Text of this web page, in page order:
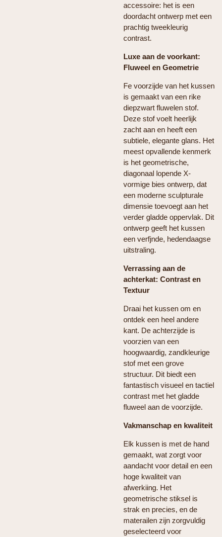
accessoire: het is een
doordacht ontwerp met een
prachtig tweekleurig
contrast.
Luxe aan de voorkant:
Fluweel en Geometrie
Fe voorzijde van het kussen
is gemaakt van een rike
diepzwart fluwelen stof.
Deze stof voelt heerlijk
zacht aan en heeft een
subtiele, elegante glans. Het
meest opvallende kenmerk
is het geometrische,
diagonaal lopende X-
vormige bies ontwerp, dat
een moderne sculpturale
dimensie toevoegt aan het
verder gladde oppervlak. Dit
ontwerp geeft het kussen
een verfjnde, hedendaagse
uitstraling.
Verrassing aan de
achterkat: Contrast en
Textuur
Draai het kussen om en
ontdek een heel andere
kant. De achterzijde is
voorzien van een
hoogwaardig, zandkleurige
stof met een grove
structuur. Dit biedt een
fantastisch visueel en tactiel
contrast met het gladde
fluweel aan de voorzijde.
Vakmanschap en kwaliteit
Elk kussen is met de hand
gemaakt, wat zorgt voor
aandacht voor detail en een
hoge kwaliteit van
afwerkiing. Het
geometrische stiksel is
strak en precies, en de
materailen zijn zorgvuldig
geselecteerd voor